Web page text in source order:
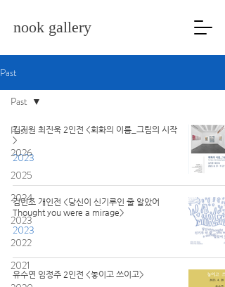
nook gallery
Past
Past
2026
2025
2024
2023
2022
2021
Past
김지원 최진욱 2인전 <회화의 이름_그림의 시작
>
2023
김민조 개인전 <당신이 신기루인 줄 알았어
Thought you were a mirage>
2023
유수연 임정주 2인전 <놓이고 쓰이고>